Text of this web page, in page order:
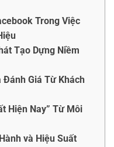
Trong Việc
Tạo Dựng Niềm
Đánh Giá Từ Khách
Hiện Nay” Từ Môi
và Hiệu Suất